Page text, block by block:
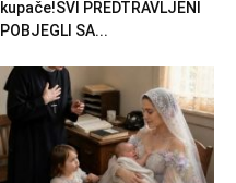
kupače!SVI PREDTRAVLJENI
POBJEGLI SA...